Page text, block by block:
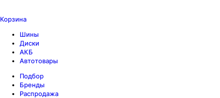
Корзина
Шины
Диски
АКБ
Автотовары
Подбор
Бренды
Распродажа